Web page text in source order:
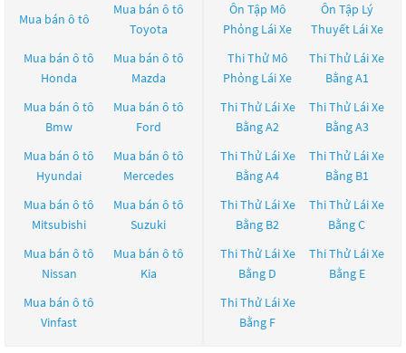
Mua bán ô tô
Mua bán ô tô
Toyota
Mua bán ô tô
Honda
Mua bán ô tô
Mazda
Mua bán ô tô
Bmw
Mua bán ô tô
Ford
Mua bán ô tô
Hyundai
Mua bán ô tô
Mercedes
Mua bán ô tô
Mitsubishi
Mua bán ô tô
Suzuki
Mua bán ô tô
Nissan
Mua bán ô tô
Kia
Mua bán ô tô
Vinfast
Ôn Tập Mô
Phỏng Lái Xe
Ôn Tập Lý
Thuyết Lái Xe
Thi Thử Mô
Phỏng Lái Xe
Thi Thử Lái Xe
Bằng A1
Thi Thử Lái Xe
Bằng A2
Thi Thử Lái Xe
Bằng A3
Thi Thử Lái Xe
Bằng A4
Thi Thử Lái Xe
Bằng B1
Thi Thử Lái Xe
Bằng B2
Thi Thử Lái Xe
Bằng C
Thi Thử Lái Xe
Bằng D
Thi Thử Lái Xe
Bằng E
Thi Thử Lái Xe
Bằng F